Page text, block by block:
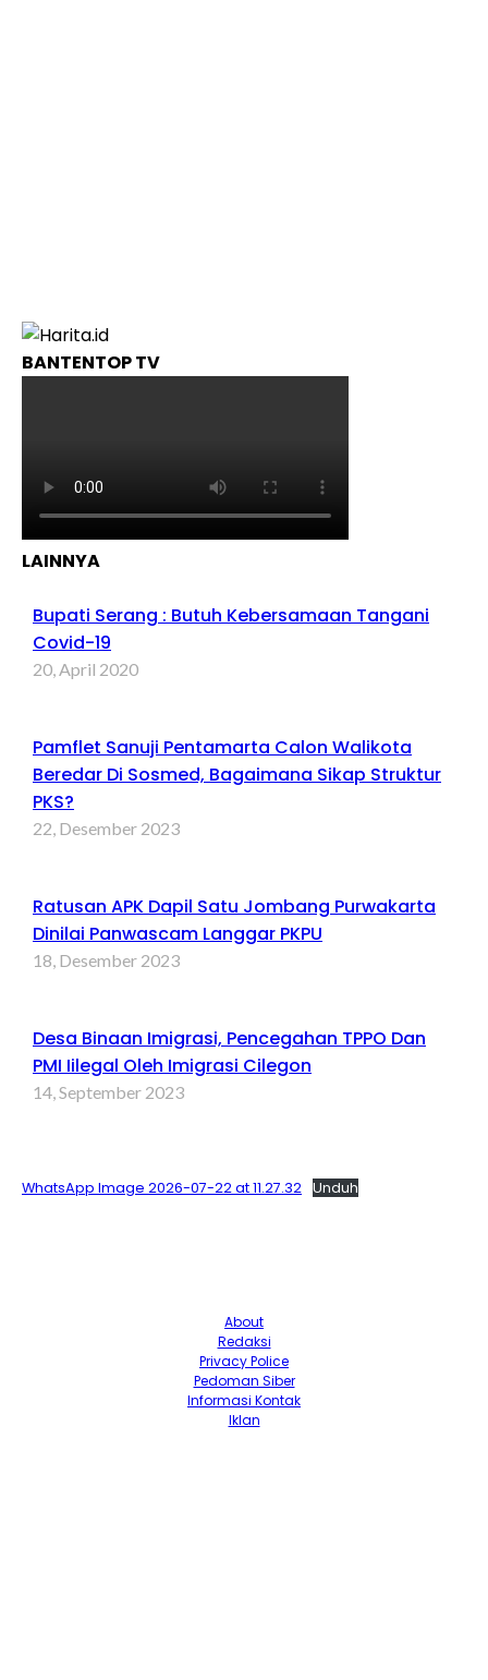
BANTENTOP TV
LAINNYA
Bupati Serang : Butuh Kebersamaan Tangani
Covid-19
20, April 2020
Pamflet Sanuji Pentamarta Calon Walikota
Beredar Di Sosmed, Bagaimana Sikap Struktur
PKS?
22, Desember 2023
Ratusan APK Dapil Satu Jombang Purwakarta
Dinilai Panwascam Langgar PKPU
18, Desember 2023
Desa Binaan Imigrasi, Pencegahan TPPO Dan
PMI Iilegal Oleh Imigrasi Cilegon
14, September 2023
WhatsApp Image 2026-07-22 at 11.27.32 Unduh
About
Redaksi
Privacy Police
Pedoman Siber
Informasi Kontak
Iklan